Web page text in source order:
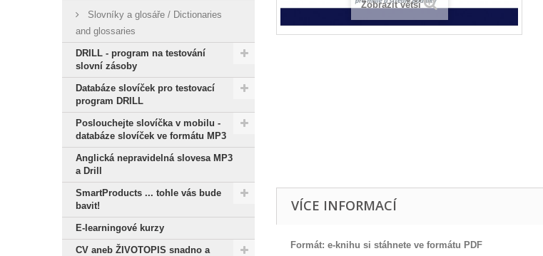
Slovníky a glosáře / Dictionaries
and glossaries
DRILL - program na testování
slovní zásoby
Databáze slovíček pro testovací
program DRILL
Poslouchejte slovíčka v mobilu -
databáze slovíček ve formátu MP3
Anglická nepravidelná slovesa MP3
a Drill
SmartProducts ... tohle vás bude
bavit!
E-learningové kurzy
CV aneb ŽIVOTOPIS snadno a
Zobrazit větší
VÍCE INFORMACÍ
Formát: e-knihu si stáhnete ve formátu PDF